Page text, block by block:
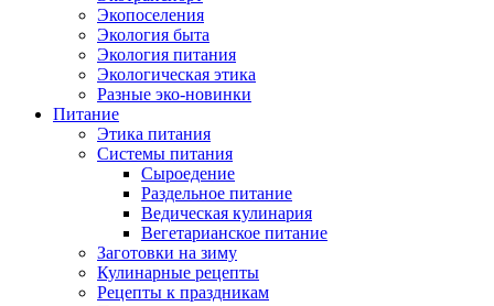
Экопоселения
Экология быта
Экология питания
Экологическая этика
Разные эко-новинки
Питание
Этика питания
Системы питания
Сыроедение
Раздельное питание
Ведическая кулинария
Вегетарианское питание
Заготовки на зиму
Кулинарные рецепты
Рецепты к праздникам